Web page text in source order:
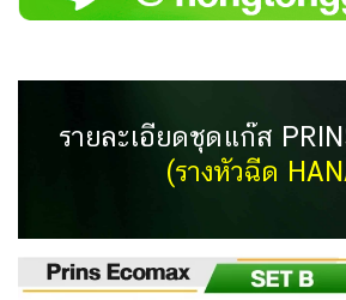
รายละเอียดชุดแก๊ส
(รางหัวฉีด